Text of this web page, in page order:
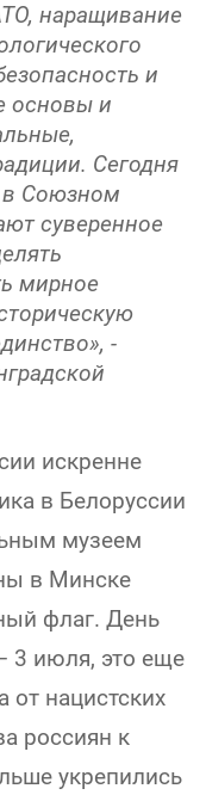
наращивание
и
основы и
Сегодня
Союзном
суверенное
мирное
-
искренне
в Белоруссии
музеем
в Минске
флаг. День
3 июля, это еще
нацистских
россиян к
укрепились